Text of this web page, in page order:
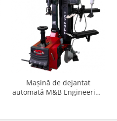
Mașină de dejantat
automată M&B Engineering